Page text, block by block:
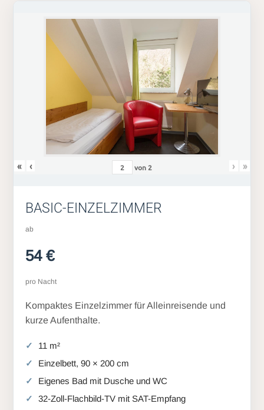
« ‹ von 2 › »
BASIC-EINZELZIMMER
ab
54 €
pro Nacht
Kompaktes Einzelzimmer für Alleinreisende und
kurze Aufenthalte.
11 m²
Einzelbett, 90 × 200 cm
Eigenes Bad mit Dusche und WC
32-Zoll-Flachbild-TV mit SAT-Empfang